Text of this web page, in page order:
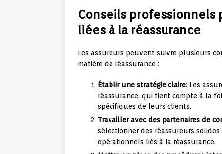
Conseils professionnels
liées à la réassurance
Les assureurs peuvent suivre plusieurs
matière de réassurance :
Établir une stratégie claire: Les
réassurance, qui tient compte à la
spécifiques de leurs clients.
Travailler avec des partenaires de
sélectionner des réassureurs
opérationnels liés à la réassurance.